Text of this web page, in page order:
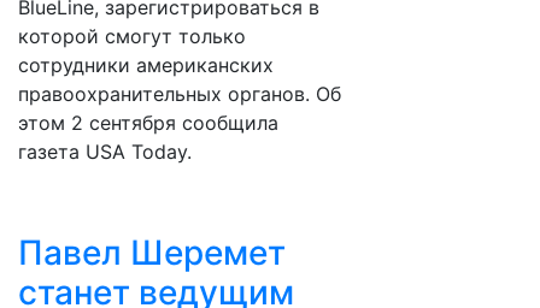
BlueLine, зарегистрироваться в
которой смогут только
сотрудники американских
правоохранительных органов. Об
этом 2 сентября сообщила
газета USA Today.
Павел Шеремет
станет ведущим